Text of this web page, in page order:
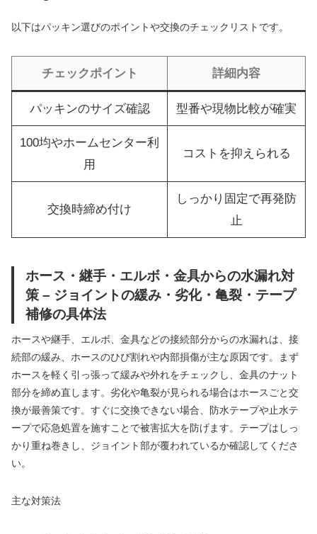
以下はパッキン選びのポイントや交換のチェックリストです。
チェックポイント 詳細内容
パッキンのサイズ確認 型番や現物比較が確実
100均やホームセンター利
用
コストを抑えられる
交換時締め付け
しっかり固定で再発防
止
ホース・継手・エルボ・金具からの水漏れ対
策 – ジョイントの緩み・劣化・亀裂・テープ
補修の具体法
ホースや継手、エルボ、金具などの接続部分からの水漏れは、接
続部の緩み、ホースのひび割れや内部損傷が主な原因です。まず
ホースを軽く引っ張って緩みや外れをチェックし、金具のナット
部分を締め直します。劣化や亀裂が見られる場合はホースごと交
換が最善策です。すぐに交換できない場合、防水テープや止水テ
ープで応急処置を施すことで被害拡大を防げます。テープはしっ
かり重ね巻きし、ジョイント部が覆われているか確認してくださ
い。
主な対策法